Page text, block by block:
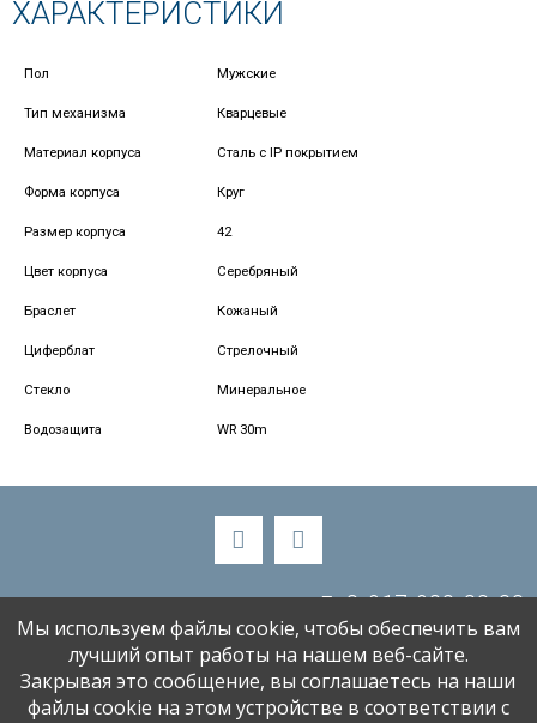
ХАРАКТЕРИСТИКИ
Пол Мужские
Тип механизма Кварцевые
Материал корпуса Сталь с IP покрытием
Форма корпуса Круг
Размер корпуса 42
Цвет корпуса Серебряный
Браслет Кожаный
Циферблат Стрелочный
Стекло Минеральное
Водозащита WR 30m
«МИР ЧАСОВ» 2001-2026
8-917-988-88-33
alenaski58@bk.ru
Мы используем файлы cookie, чтобы обеспечить вам
лучший опыт работы на нашем веб-сайте.
Закрывая это сообщение, вы соглашаетесь на наши
файлы cookie на этом устройстве в соответствии с